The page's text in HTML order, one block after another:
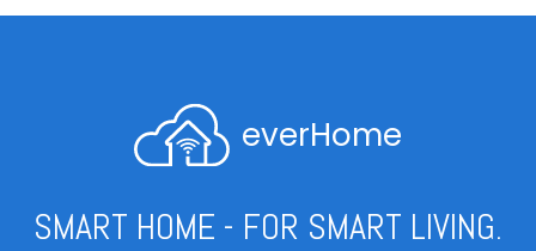
everHome
SMART HOME - FOR SMART LIVING.